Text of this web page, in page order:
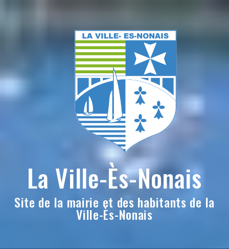
La Ville-Ès-Nonais
Site de la mairie et des habitants de la
Ville-Ès-Nonais